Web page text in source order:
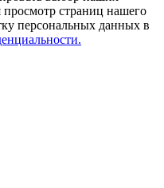
страниц нашего
персональных данных в